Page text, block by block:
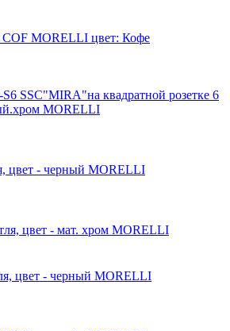
CОF MORELLI цвет: Кофе
SSC"MIRA"на квадратной розетке 6
MORELLI
цвет - черный MORELLI
цвет - мат. хром MORELLI
цвет - черный MORELLI